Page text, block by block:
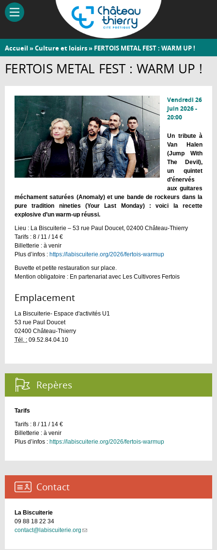
Aller
contenu
Château-
Thierry
Vous
êtes
ici
Accueil »Culture et loisirs» FERTOIS METAL FEST : WARM UP !
FERTOIS METAL FEST : WARM UP !
Vendredi 26
Juin 2026 -
20:00
Un tribute à
Van Halen
(Jump With
The Devil),
un quintet
d’énervés
aux guitares
méchament saturées (Anomaly) et une bande de rockeurs dans la
pure tradition nineties (Your Last Monday) : voici la recette
explosive d’un warm-up réussi.
Lieu : La Biscuiterie – 53 rue Paul Doucet, 02400 Château-Thierry
Tarifs : 8 / 11 / 14 €
Billetterie : à venir
Plus d’infos : https://labiscuiterie.org/2026/fertois-warmup
Buvette et petite restauration sur place.
Mention obligatoire : En partenariat avec Les Cultivores Fertois
Emplacement :
La Biscuiterie- Espace d'activités U1
53 rue Paul Doucet
02400 Château-Thierry
Tél. : 09.52.84.04.10
Repères :
Tarifs
Tarifs : 8 / 11 / 14 €
Billetterie : à venir
Plus d’infos : https://labiscuiterie.org/2026/fertois-warmup
Contact :
La Biscuiterie
09 88 18 22 34
contact@labiscuiterie.org (link